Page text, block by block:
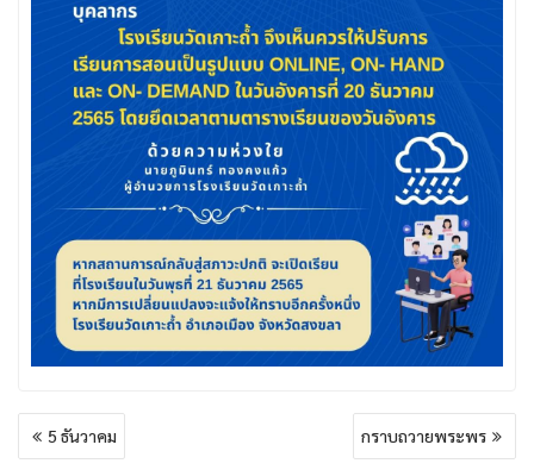
แนะแนว
เรื่อง5 ธันวาคม กราบถวายพระพร